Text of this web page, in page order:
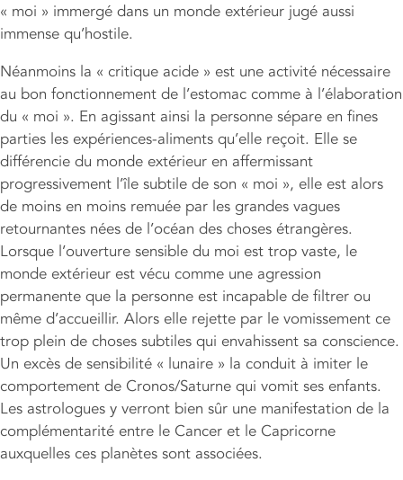
« moi » immergé dans un monde extérieur jugé aussi
immense qu’hostile.
Néanmoins la « critique acide » est une activité nécessaire
au bon fonctionnement de l’estomac comme à l’élaboration
du « moi ». En agissant ainsi la personne sépare en fines
parties les expériences-aliments qu’elle reçoit. Elle se
différencie du monde extérieur en affermissant
progressivement l’île subtile de son « moi », elle est alors
de moins en moins remuée par les grandes vagues
retournantes nées de l’océan des choses étrangères.
Lorsque l’ouverture sensible du moi est trop vaste, le
monde extérieur est vécu comme une agression
permanente que la personne est incapable de filtrer ou
même d’accueillir. Alors elle rejette par le vomissement ce
trop plein de choses subtiles qui envahissent sa conscience.
Un excès de sensibilité « lunaire » la conduit à imiter le
comportement de Cronos/Saturne qui vomit ses enfants.
Les astrologues y verront bien sûr une manifestation de la
complémentarité entre le Cancer et le Capricorne
auxquelles ces planètes sont associées.